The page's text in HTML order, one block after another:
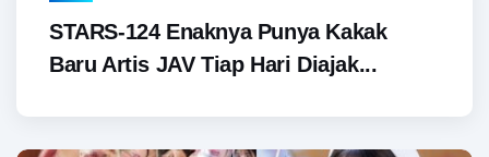
STARS-124 Enaknya Punya Kakak
Baru Artis JAV Tiap Hari Diajak...